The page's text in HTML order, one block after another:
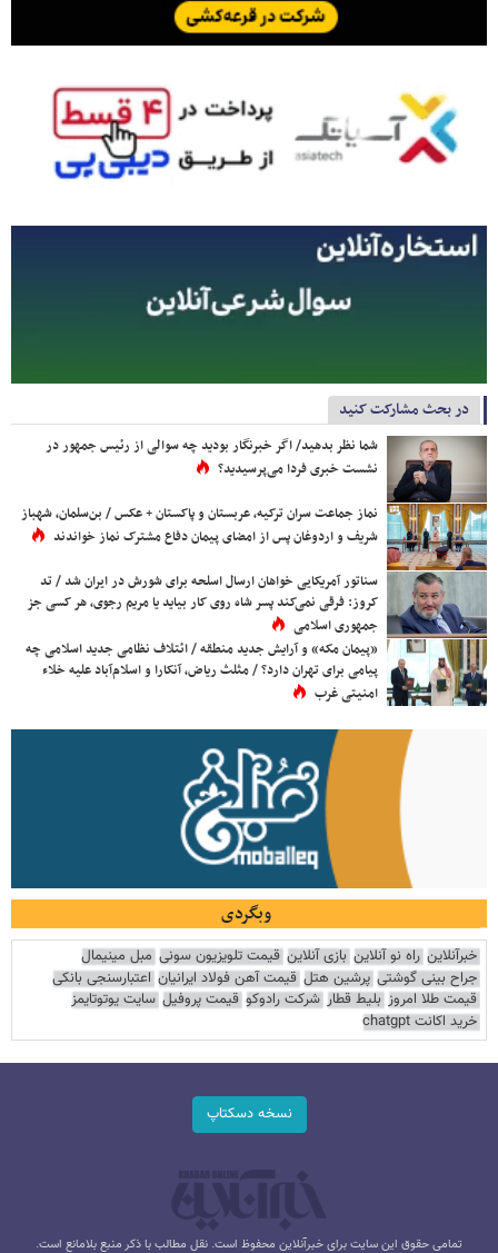
در بحث مشارکت کنید
شما نظر بدهید/ اگر خبرنگار بودید چه سوالی از رئیس جمهور در
نشست خبری فردا می‌پرسیدید؟
نماز جماعت سران ترکیه، عربستان و پاکستان + عکس / بن‌سلمان، شهباز
شریف و اردوغان پس از امضای پیمان دفاع مشترک نماز خواندند
سناتور آمریکایی خواهان ارسال اسلحه برای شورش در ایران شد / تد
کروز: فرقی نمی‌کند پسر شاه روی کار بیاید یا مریم رجوی، هر کسی جز
جمهوری اسلامی
«پیمان مکه» و آرایش جدید منطقه / ائتلاف نظامی جدید اسلامی چه
پیامی برای تهران دارد؟ / مثلث ریاض، آنکارا و اسلام‌آباد علیه خلاء
امنیتی غرب
وبگردی
خبرآنلاین راه نو آنلاین بازی آنلاین قیمت تلویزیون سونی مبل مینیمال
جراح بینی گوشتی پرشین هتل قیمت آهن فولاد ایرانیان اعتبارسنجی بانکی
قیمت طلا امروز بلیط قطار شرکت رادوکو قیمت پروفیل سایت یوتوتایمز
خرید اکانت chatgpt
نسخه دسکتاپ
تمامی حقوق این سایت برای خبرآنلاین محفوظ است. نقل مطالب با ذکر منبع بلامانع است.